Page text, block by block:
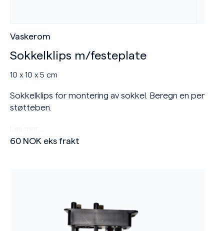
Vaskerom
Sokkelklips m/festeplate
10 x 10 x 5 cm
Sokkelklips for montering av sokkel. Beregn en per
støtteben.
60 NOK eks frakt